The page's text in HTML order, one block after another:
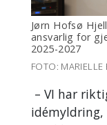
Jørn Hofsø
ansvarlig for
2025-2027
FOTO: MARIELLE
– VI har